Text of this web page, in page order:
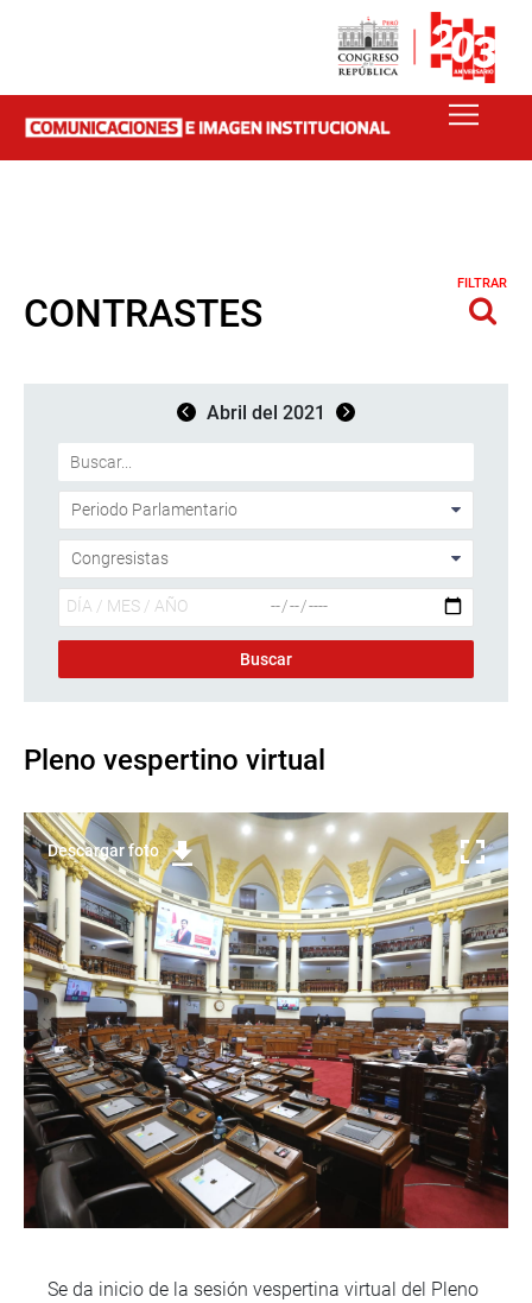
CONTRASTES
FILTRAR
Abril del 2021
Pleno vespertino virtual
Descargar foto
Se da inicio de la sesión vespertina virtual del Pleno